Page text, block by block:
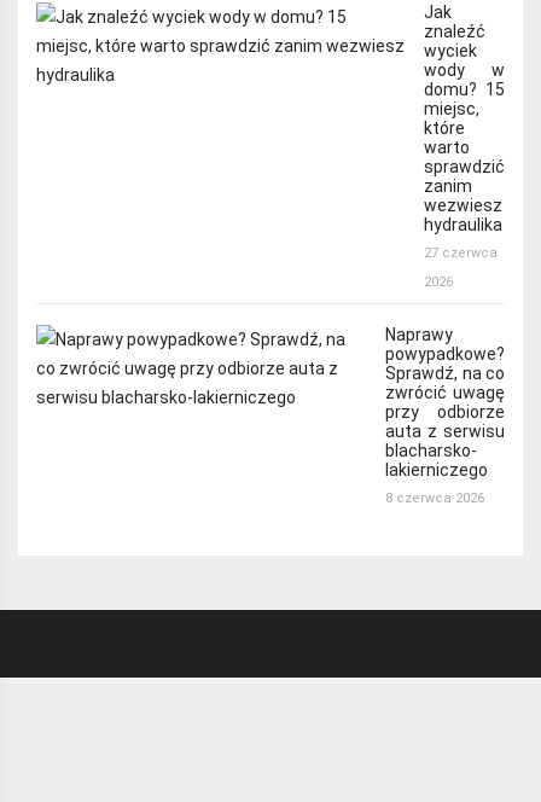
Jak
znaleźć
wyciek
wody w
domu? 15
miejsc,
które
warto
sprawdzić
zanim
wezwiesz
hydraulika
27 czerwca
2026
Naprawy
powypadkowe?
Sprawdź, na co
zwrócić uwagę
przy odbiorze
auta z serwisu
blacharsko-
lakierniczego
8 czerwca 2026